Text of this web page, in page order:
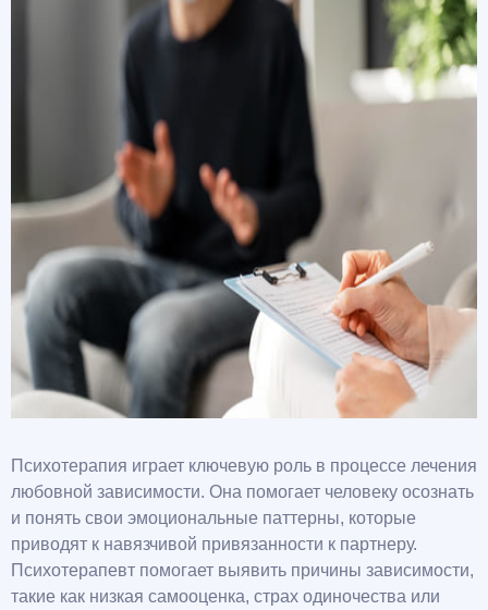
Психотерапия играет ключевую роль в процессе лечения
любовной зависимости. Она помогает человеку осознать
и понять свои эмоциональные паттерны, которые
приводят к навязчивой привязанности к партнеру.
Психотерапевт помогает выявить причины зависимости,
такие как низкая самооценка, страх одиночества или